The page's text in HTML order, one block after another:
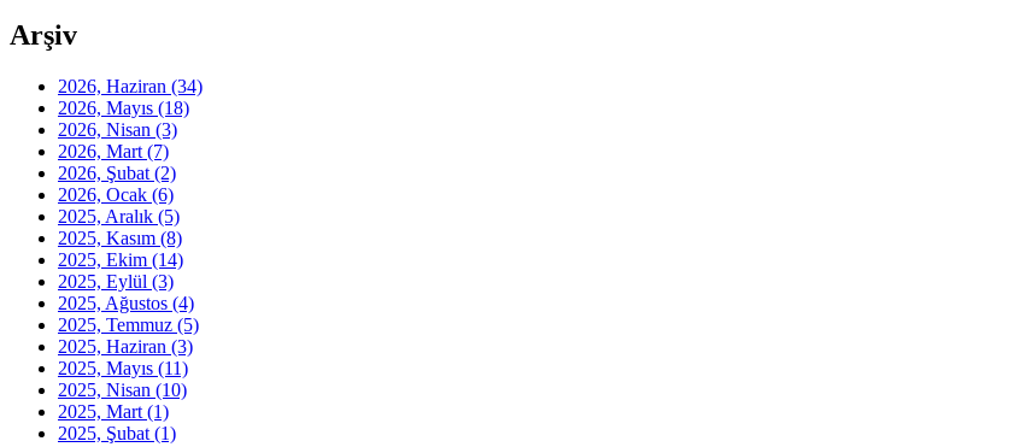
Arşiv
2026, Haziran (34)
2026, Mayıs (18)
2026, Nisan (3)
2026, Mart (7)
2026, Şubat (2)
2026, Ocak (6)
2025, Aralık (5)
2025, Kasım (8)
2025, Ekim (14)
2025, Eylül (3)
2025, Ağustos (4)
2025, Temmuz (5)
2025, Haziran (3)
2025, Mayıs (11)
2025, Nisan (10)
2025, Mart (1)
2025, Şubat (1)